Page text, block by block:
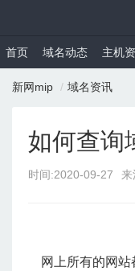
首页 域名动态 主机
新网mip 域名资讯
如何查询
时间:2020-09-27 来
网上所有的网站